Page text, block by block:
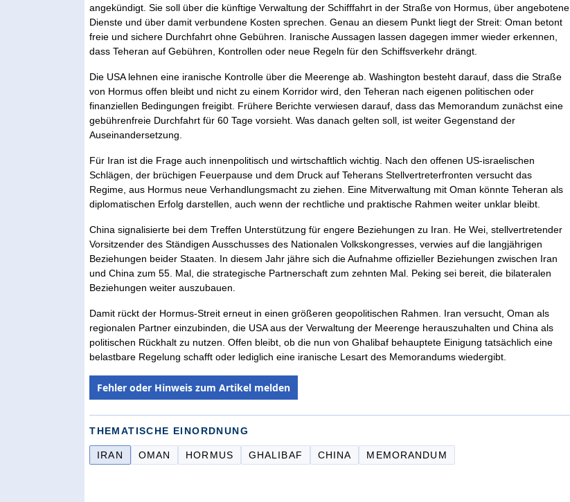
angekündigt. Sie soll über die künftige Verwaltung der Schifffahrt in der Straße von Hormus, über angebotene
Dienste und über damit verbundene Kosten sprechen. Genau an diesem Punkt liegt der Streit: Oman betont
freie und sichere Durchfahrt ohne Gebühren. Iranische Aussagen lassen dagegen immer wieder erkennen,
dass Teheran auf Gebühren, Kontrollen oder neue Regeln für den Schiffsverkehr drängt.
Die USA lehnen eine iranische Kontrolle über die Meerenge ab. Washington besteht darauf, dass die Straße
von Hormus offen bleibt und nicht zu einem Korridor wird, den Teheran nach eigenen politischen oder
finanziellen Bedingungen freigibt. Frühere Berichte verwiesen darauf, dass das Memorandum zunächst eine
gebührenfreie Durchfahrt für 60 Tage vorsieht. Was danach gelten soll, ist weiter Gegenstand der
Auseinandersetzung.
Für Iran ist die Frage auch innenpolitisch und wirtschaftlich wichtig. Nach den offenen US-israelischen
Schlägen, der brüchigen Feuerpause und dem Druck auf Teherans Stellvertreterfronten versucht das
Regime, aus Hormus neue Verhandlungsmacht zu ziehen. Eine Mitverwaltung mit Oman könnte Teheran als
diplomatischen Erfolg darstellen, auch wenn der rechtliche und praktische Rahmen weiter unklar bleibt.
China signalisierte bei dem Treffen Unterstützung für engere Beziehungen zu Iran. He Wei, stellvertretender
Vorsitzender des Ständigen Ausschusses des Nationalen Volkskongresses, verwies auf die langjährigen
Beziehungen beider Staaten. In diesem Jahr jähre sich die Aufnahme offizieller Beziehungen zwischen Iran
und China zum 55. Mal, die strategische Partnerschaft zum zehnten Mal. Peking sei bereit, die bilateralen
Beziehungen weiter auszubauen.
Damit rückt der Hormus-Streit erneut in einen größeren geopolitischen Rahmen. Iran versucht, Oman als
regionalen Partner einzubinden, die USA aus der Verwaltung der Meerenge herauszuhalten und China als
politischen Rückhalt zu nutzen. Offen bleibt, ob die nun von Ghalibaf behauptete Einigung tatsächlich eine
belastbare Regelung schafft oder lediglich eine iranische Lesart des Memorandums wiedergibt.
Fehler oder Hinweis zum Artikel melden
THEMATISCHE EINORDNUNG
IRAN OMAN HORMUS GHALIBAF CHINA MEMORANDUM